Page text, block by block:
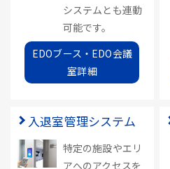
システムとも連動
可能です。
EDOブース・EDO会議
室詳細
入退室管理システム
特定の施設やエリ
アへのアクセスを